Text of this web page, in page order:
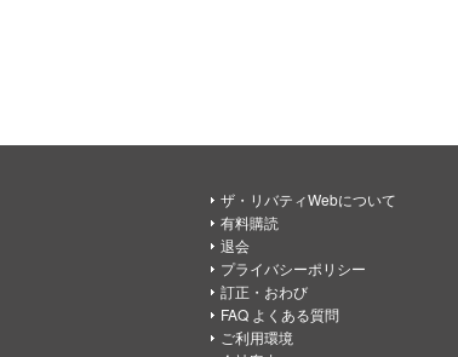
ザ・リバティWebについて
有料購読
退会
プライバシーポリシー
訂正・おわび
FAQ よくある質問
ご利用環境